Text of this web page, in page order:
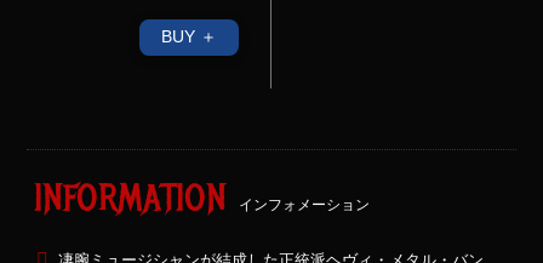
BUY ＋
INFORMATION インフォメーション